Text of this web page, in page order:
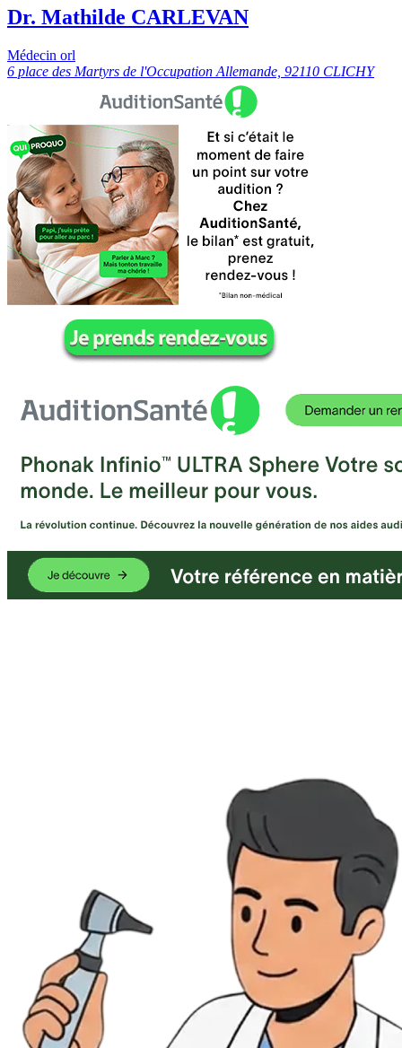
Dr. Mathilde CARLEVAN
Médecin orl
6 place des Martyrs de l'Occupation Allemande, 92110 CLICHY